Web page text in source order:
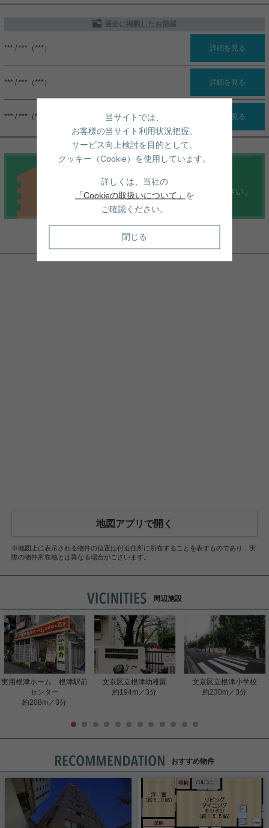
過去に掲載したお部屋
*** / ***（***） 詳細を見る
*** / ***（***） 詳細を見る
*** / ***（***） 詳細を見る
地図アプリで開く
※地図上に表示される物件の位置は付近住所に所在することを表すものであり、実
際の物件所在地とは異なる場合がございます。
周辺施設
実用根津ホーム 根津駅前
センター
約208m／3分
文京区立根津幼稚園
約194m／3分
文京区立根津小学校
約230m／3分
おすすめ物件
当サイトでは、
お客様の当サイト利用状況把握、
サービス向上検討を目的として、
クッキー（Cookie）を使用しています。
詳しくは、当社の
「Cookieの取扱いについて」 を
ご確認ください。
閉じる